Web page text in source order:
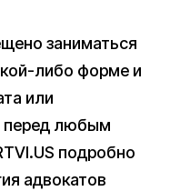
заниматься
либо форме и
или
перед любым
подробно
адвокатов